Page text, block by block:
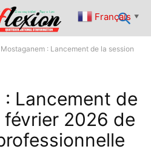
Mostaganem : Lancement de la session
Lancement de
février 2026 de
Français ▼